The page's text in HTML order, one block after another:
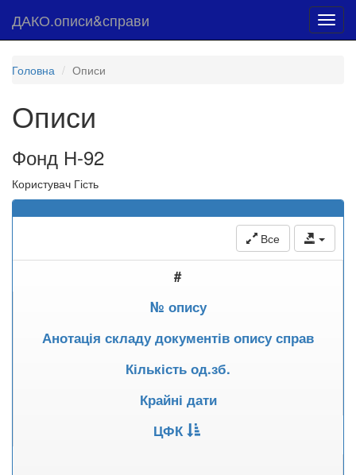
ДАКО.описи&справи
Головна Описи
Описи
Фонд Н-92
Користувач Гість
Все
#
№ опису
Анотація складу документів опису справ
Кількість од.зб.
Крайні дати
ЦФК